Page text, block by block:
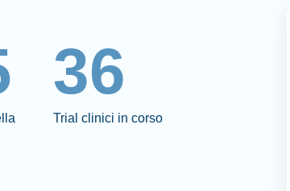
36
Trial clinici in corso